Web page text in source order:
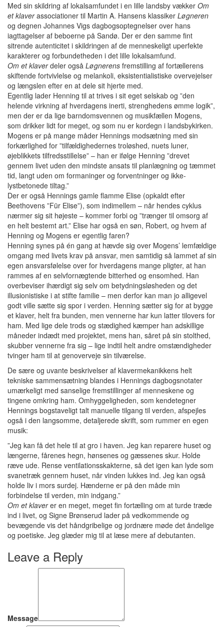
Med sin skildring af lokalsamfundet i en lille landsby vækker Om
et klaverassociationer til Martin A. Hansens klassiker Løgneren
og degnen Johannes Vigs dagbogsoptegnelser over hans
iagttagelser af beboerne på Sandø. Der er den samme fint
sitrende autenticitet i skildringen af de menneskeligt uperfekte
karakterer og forbundetheden i det lille lokalsamfund.
Om et klaverdeler også Løgnerens fremstilling af fortællerens
skiftende fortvivlelse og melankoli, eksistentialistiske overvejelser
og længslen efter en at dele sit hjerte med.
Egentlig lader Henning til at trives i sit eget selskab og ”den
helende virkning af hverdagens inerti, strenghedens ømme logik”,
men der er da lige barndomsvennen og musikfællen Mogens,
som drikker lidt for meget, og som nu er kordegn i landsbykirken.
Mogens er på mange måder Hennings modsætning med sin
forkærlighed for ”tilfældighedernes troløshed, nuets luner,
øjeblikkets tilfredsstillelse” – han er ifølge Henning ”drevet
gennem livet uden den mindste ansats til planlægning og tæmmet
tid, langt uden om formaninger og forventninger og ikke-
lystbetonede tiltag.”
Der er også Hennings gamle flamme Elise (opkaldt efter
Beethovens ”Für Elise”), som indimellem – når hendes cyklus
nærmer sig sit højeste – kommer forbi og ”trænger til omsorg af
en helt bestemt art.” Elise har også en søn, Robert, og hvem af
Henning og Mogens er egentlig faren?
Henning synes på én gang at hævde sig over Mogens’ lemfældige
omgang med livets krav på ansvar, men samtidig så lammet af sin
egen ansvarsfølelse over for hverdagens mange pligter, at han
rammes af en selvfornægtende bitterhed og ensomhed. Han
overbeviser ihærdigt sig selv om betydningsløsheden og det
illusionistiske i at stifte familie – men derfor kan man jo alligevel
godt ville sætte sig spor i verden. Henning sætter sig for at bygge
et klaver, helt fra bunden, men vennerne har kun latter tilovers for
ham. Med lige dele trods og stædighed kæmper han adskillige
måneder indædt med projektet, mens han, såret på sin stolthed,
skubber vennerne fra sig – lige indtil helt andre omstændigheder
tvinger ham til at genoverveje sin tilværelse.
De sære og uvante beskrivelser af klavermekanikkens helt
tekniske sammensætning blandes i Hennings dagbogsnotater
umærkeligt med sanselige fremstillinger af menneskene og
tingene omkring ham. Omhyggeligheden, som kendetegner
Hennings bogstaveligt talt manuelle tilgang til verden, afspejles
også i den langsomme, detaljerede skrift, som rummer en egen
musik:
”Jeg kan få det hele til at gro i haven. Jeg kan reparere huset og
længerne, fårenes hegn, hønsenes og gæssenes skur. Holde
ræve ude. Rense ventilationsskakterne, så det igen kan lyde som
svanetræk gennem huset, når vinden lukkes ind. Jeg kan også
holde liv i mors surdej. Hænderne er på den måde min
forbindelse til verden, min indgang.”
Om et klaverer en meget, meget fin fortælling om at turde træde
ind i livet, og Signe Brønserud lader på vedkommende og
bevægende vis det håndgribelige og jordnære møde det åndelige
og poetiske. Jeg glæder mig til at læse mere af debutanten.
Leave a Reply
Message